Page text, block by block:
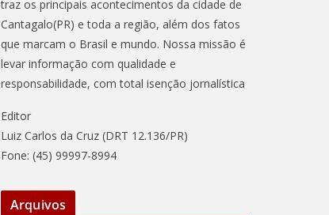
traz os principais acontecimentos da cidade de
Cantagalo(PR) e toda a região, além dos fatos
que marcam o Brasil e mundo. Nossa missão é
levar informação com qualidade e
responsabilidade, com total isenção jornalística
Editor
Luiz Carlos da Cruz (DRT 12.136/PR)
Fone: (45) 99997-8994
Arquivos